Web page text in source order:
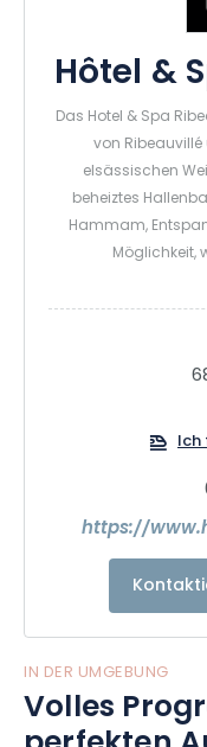
Hôtel &
Das Hotel & Spa
von
elsässischen
beheiztes
Hammam,
Möglichkeit,
von Straßburg und
die
Ich
https://
IN DER UMGEBUNG
Volles